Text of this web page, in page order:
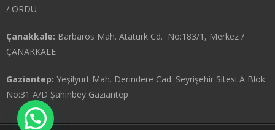
/ ORDU
Çanakkale: Barbaros Mah. Atatürk Cd. No:183/1, Merkez /
ÇANAKKALE
Gaziantep: Yeşilyurt Mah. Derindere Cad. Seyrişehir Sitesi A Blok
No:31 A/D Şahinbey Gaziantep